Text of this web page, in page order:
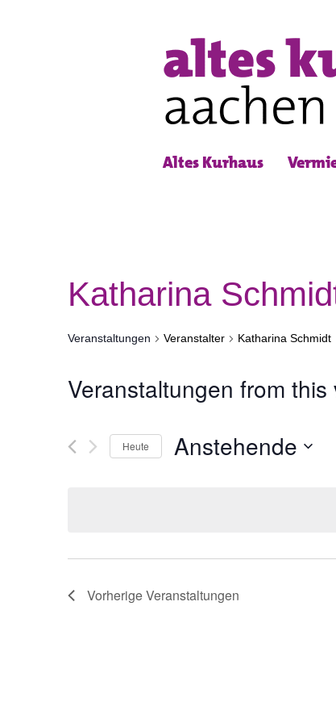
Altes Kurhaus
Katharina
Veranstaltungen Veranstalter Katharina Schmidt
Veranstaltungen from this
Heute Anstehende
VorherigeVeranstaltungen